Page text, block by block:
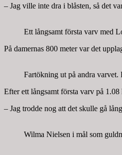
– Jag ville inte dra i blåsten, så det
Ett långsamt första varv med
På damernas 800 meter var det
Fartökning ut på andra
Efter ett långsamt första varv på
– Jag trodde nog att det skulle gå
Wilma Nielsen i mål som